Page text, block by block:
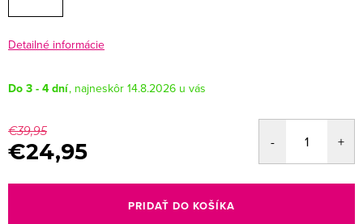
Detailné informácie
Do 3 - 4 dní 14.8.2026
€39,95
€24,95
cena:
PRIDAŤ DO KOŠÍKA